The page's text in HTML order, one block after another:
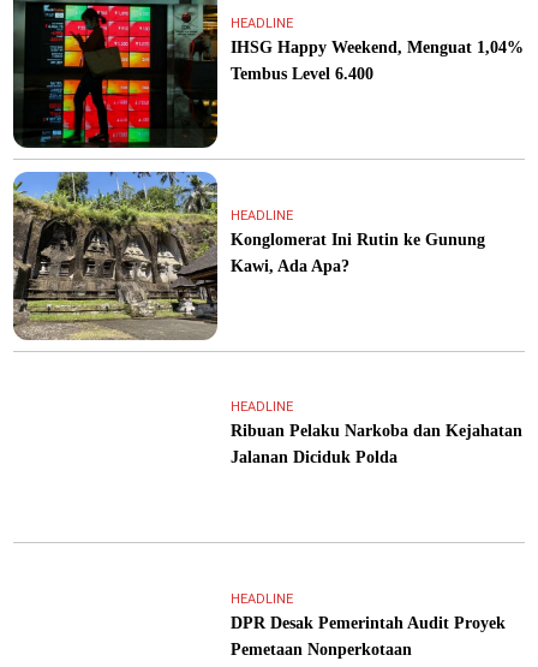
HEADLINE
IHSG Happy Weekend, Menguat 1,04%
Tembus Level 6.400
HEADLINE
Konglomerat Ini Rutin ke Gunung
Kawi, Ada Apa?
HEADLINE
Ribuan Pelaku Narkoba dan Kejahatan
Jalanan Diciduk Polda
HEADLINE
DPR Desak Pemerintah Audit Proyek
Pemetaan Nonperkotaan